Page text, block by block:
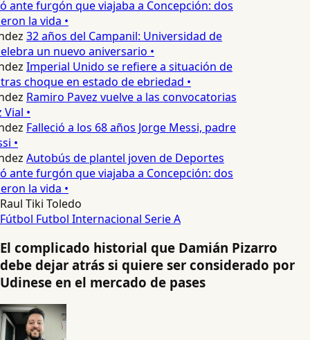
ante furgón que viajaba a Concepción: dos
la vida •
32 años del Campanil: Universidad de
un nuevo aniversario •
Imperial Unido se refiere a situación de
choque en estado de ebriedad •
Ramiro Pavez vuelve a las convocatorias
•
Falleció a los 68 años Jorge Messi, padre
•
Autobús de plantel joven de Deportes
ante furgón que viajaba a Concepción: dos
la vida •
Raul Tiki Toledo
Fútbol Futbol Internacional Serie A
El complicado historial que Damián Pizarro
debe dejar atrás si quiere ser considerado por
Udinese en el mercado de pases